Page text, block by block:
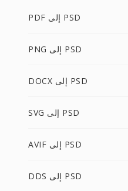
PDF إلى PSD
PNG إلى PSD
DOCX إلى PSD
SVG إلى PSD
AVIF إلى PSD
DDS إلى PSD